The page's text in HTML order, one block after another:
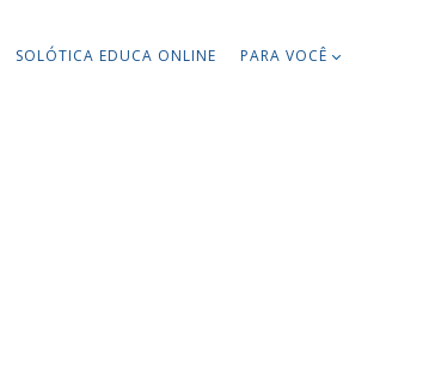
SOLÓTICA EDUCA ONLINE PARA VOCÊ